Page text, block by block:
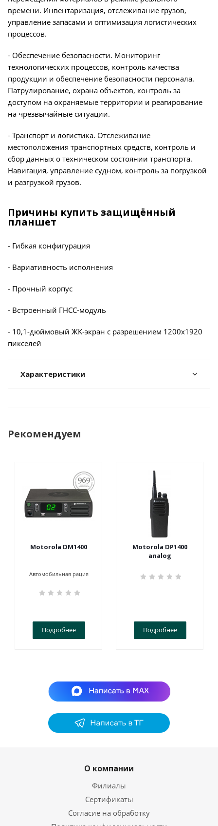
времени. Инвентаризация, отслеживание грузов,
управление запасами и оптимизация логистических
процессов.
- Обеспечение безопасности. Мониторинг
технологических процессов, контроль качества
продукции и обеспечение безопасности персонала.
Патрулирование, охрана объектов, контроль за
доступом на охраняемые территории и реагирование
на чрезвычайные ситуации.
- Транспорт и логистика. Отслеживание
местоположения транспортных средств, контроль и
сбор данных о техническом состоянии транспорта.
Навигация, управление судном, контроль за погрузкой
и разгрузкой грузов.
Причины купить защищённый
планшет
- Гибкая конфигурация
- Вариативность исполнения
- Прочный корпус
- Встроенный ГНСС-модуль
- 10,1-дюймовый ЖК-экран с разрешением 1200x1920
пикселей
Характеристики
Рекомендуем
ПОСТАНОВЛЕНИЕ
969
Motorola DM1400
Автомобильная рация
Подробнее
Motorola DP1400
analog
Подробнее
О компании
Филиалы
Сертификаты
Согласие на обработку